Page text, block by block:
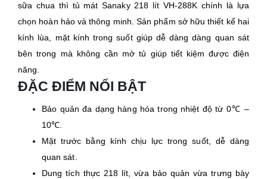
sữa chua thì tủ mát Sanaky 218 lít VH-288K chính là lựa
chọn hoàn hảo và thông minh. Sản phẩm sở hữu thiết kế hai
kính lùa, mặt kính trong suốt giúp dễ dàng dàng quan sát
bên trong mà không cần mở tủ giúp tiết kiệm được điện
năng.
ĐẶC ĐIỂM NỔI BẬT
Bảo quản đa dạng hàng hóa trong nhiệt độ từ 0℃ –
10℃.
Mặt trước bằng kính chịu lực trong suốt, dễ dàng
quan sát.
Dung tích thực 218 lít, vừa bảo quản vừa trưng bày